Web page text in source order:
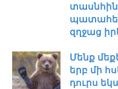
զղջաց
Մենք
երբ մի
դուրս